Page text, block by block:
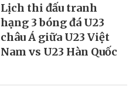
Lịch thi đấu tranh
hạng 3 bóng đá U23
châu Á giữa U23 Việt
Nam vs U23 Hàn Quốc